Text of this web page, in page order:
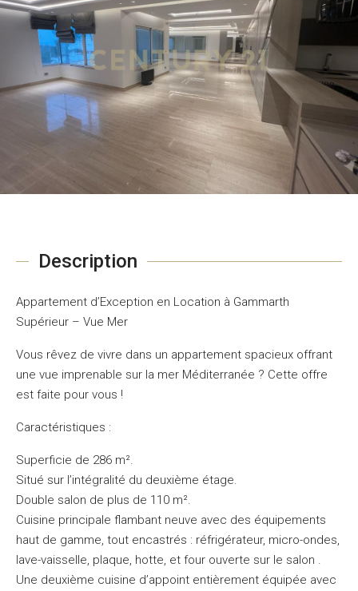
Description
Appartement d’Exception en Location à Gammarth
Supérieur – Vue Mer
Vous rêvez de vivre dans un appartement spacieux offrant
une vue imprenable sur la mer Méditerranée ? Cette offre
est faite pour vous !
Caractéristiques :
Superficie de 286 m².
Situé sur l’intégralité du deuxième étage.
Double salon de plus de 110 m².
Cuisine principale flambant neuve avec des équipements
haut de gamme, tout encastrés : réfrigérateur, micro-ondes,
lave-vaisselle, plaque, hotte, et four ouverte sur le salon .
Une deuxième cuisine d’appoint entièrement équipée avec